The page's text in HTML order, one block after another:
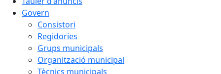
Govern
Consistori
Regidories
Grups municipals
Organització municipal
Tècnics municipals